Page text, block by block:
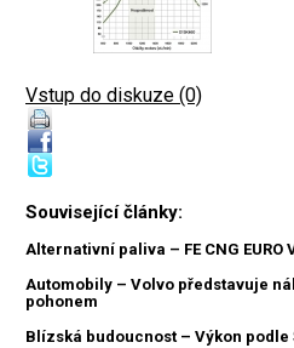
Vstup do diskuze (0)
Související články:
Alternativní paliva – FE CNG EURO
Automobily – Volvo představuje
pohonem
Blízská budoucnost – Výkon podle